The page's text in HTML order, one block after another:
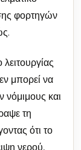
φορτηγών
μπορεί να
νόμιμους και
τη
ότι το
νερού,